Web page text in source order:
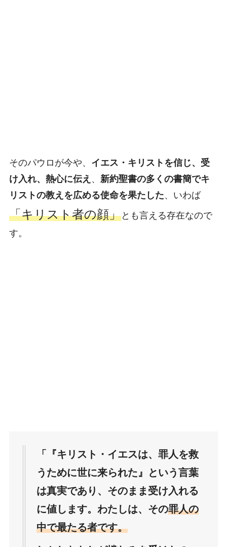
そのパウロが今や、 イエス・キリストを信じ、受
け入れ、熱心に伝え 、 新約聖書の多くの書簡でキ
リストの教えを広める使命を果たした、いわば
「キリスト者の顔」とも言える存在なので
す。
「『キリスト・イエスは、罪人を救
うために世に来られた』という言葉
は真実であり、そのまま受け入れる
に値します。わたしは、その罪人の
中で最たる者です。